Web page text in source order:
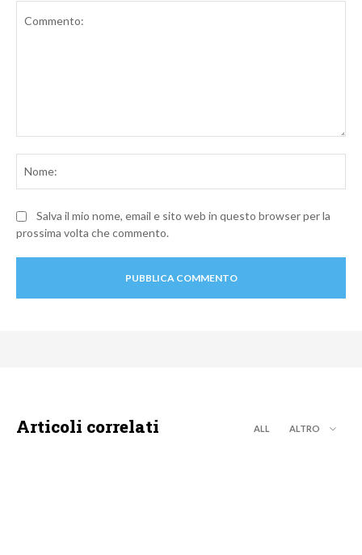
Salva il mio nome, email e sito web in questo browser per la
prossima volta che commento.
Articoli correlati ALL ALTRO